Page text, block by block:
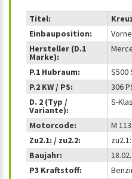
Titel:
Einbauposition:
Vorne
Hersteller (D.1
Marke):
P.1 Hubraum:
S500
P.2 KW / PS:
306
D. 2 (Typ /
Variante):
S-
Motorcode:
M
Zu2.1: / zu2.2:
Baujahr:
P3 Kraftstoff: